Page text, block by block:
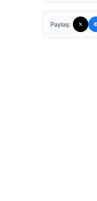
Paylaş: